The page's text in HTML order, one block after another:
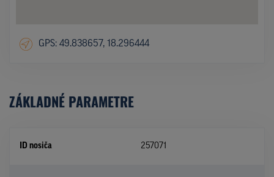
GPS: 49.838657, 18.296444
ZÁKLADNÉ PARAMETRE
ID nosiča 257071